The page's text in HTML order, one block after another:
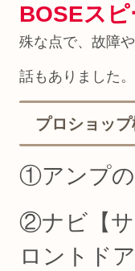
BOSEス
殊な点で、故障
話もありました。
プロショッ
①アンプの
②ナビ【サ
ロントド